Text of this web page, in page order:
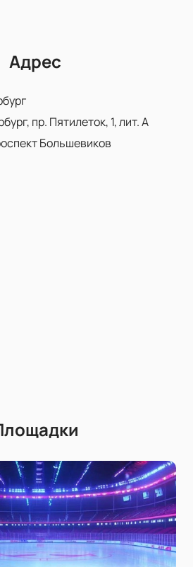
Адрес
пр. Пятилеток, 1, лит. А
Большевиков